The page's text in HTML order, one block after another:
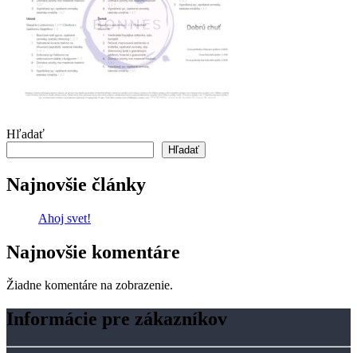
Hľadať
Hľadať
Najnovšie články
Ahoj svet!
Najnovšie komentáre
Žiadne komentáre na zobrazenie.
Informácie pre zákazníkov